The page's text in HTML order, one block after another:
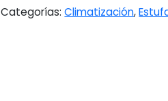
Categorías:Climatización,